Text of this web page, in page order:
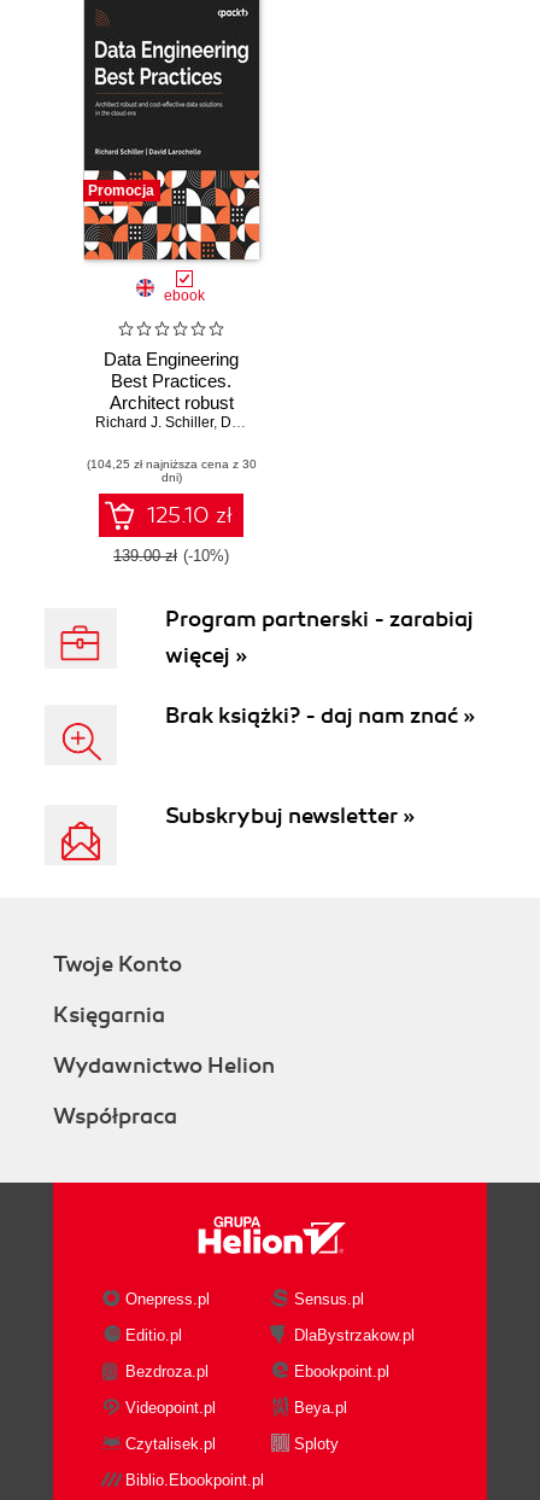
Promocja
ebook
Data Engineering
Best Practices.
Architect robust
and cost-effective
the cloud era
Richard J. Schiller, David Larochelle
(104,25 zł najniższa cena z 30
dni)
125.10 zł
139.00 zł (-10%)
Program partnerski - zarabiaj
więcej »
Brak książki? - daj nam znać »
Subskrybuj newsletter »
Twoje Konto
Księgarnia
Wydawnictwo Helion
Współpraca
Onepress.pl
Sensus.pl
Editio.pl
DlaBystrzakow.pl
Bezdroza.pl
Ebookpoint.pl
Videopoint.pl
Beya.pl
Czytalisek.pl
Sploty
Biblio.Ebookpoint.pl